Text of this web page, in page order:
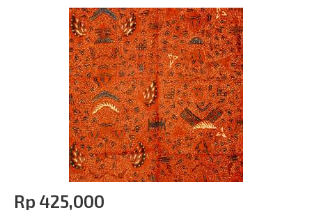
Rp‎ 425,000